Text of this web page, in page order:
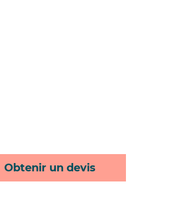
Obtenir un devis